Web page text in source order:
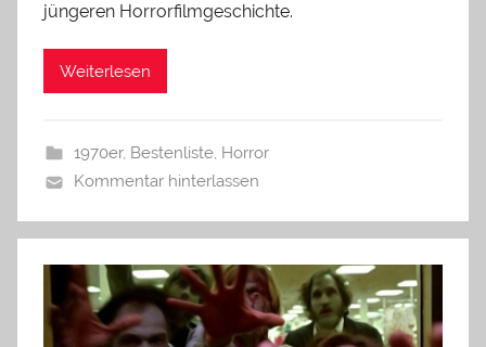
jüngeren Horrorfilmgeschichte.
Weiterlesen
1970er, Bestenliste, Horror
Kommentar hinterlassen